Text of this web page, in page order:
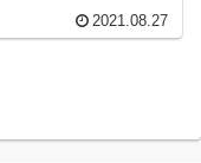
2021.08.27